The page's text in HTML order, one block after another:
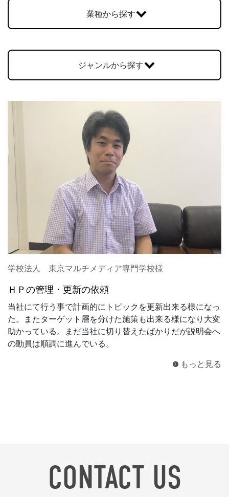
業種から探す
ジャンルから探す
学校法人 東京マルチメディア専門学校様
ＨＰの管理・更新の依頼
当社にて行う事で計画的にトピックを更新出来る様になっ
た。またターゲット層を分けた施策も出来る様になり大変
助かっている。まだ当社に切り替えたばかりだが説明会へ
の動員は順調に進んでいる。
もっと見る
CONTACT US